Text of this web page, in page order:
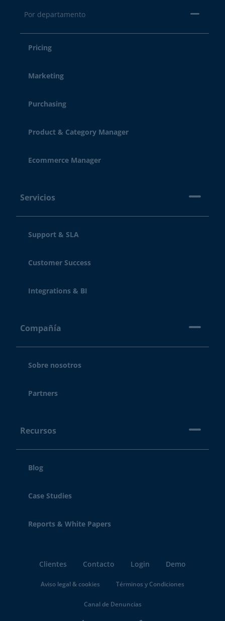
Por departamento
Pricing
Marketing
Purchasing
Product & Category Manager
Ecommerce Manager
Servicios
Support & SLA
Customer Success
Integrations & BI
Compañía
Sobre nosotros
Partners
Recursos
Blog
Case Studies
Reports & White Papers
Clientes Contacto Login Demo
Aviso legal & cookies Términos y Condiciones
Canal de Denuncias